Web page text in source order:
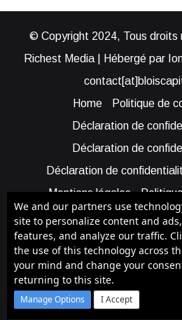
© Copyright 2024, Tous droits
Richest Media | Hébergé par
Home
Politique de
Déclaration de
Déclaration de
Déclaration de
Mentions légales
Cookie Policy (AUS)
Qui sommes-nous ?
Bénéficier d’une
Facebook
X
We and our partners use
site to personalize content and
features, and analyze our traffic.
the use of this technology across
your mind and change your
returning to this site.
Manage Options I Accept